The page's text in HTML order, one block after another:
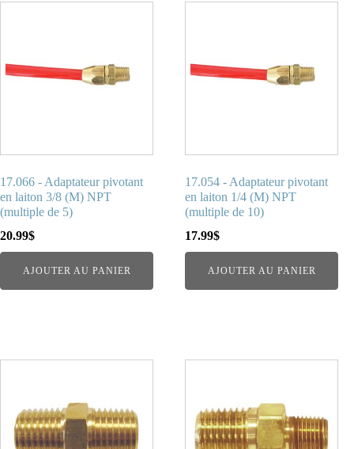
17.066 - Adaptateur pivotant
en laiton 3/8 (M) NPT
(multiple de 5)
20.99$
AJOUTER AU PANIER
17.054 - Adaptateur pivotant
en laiton 1/4 (M) NPT
(multiple de 10)
17.99$
AJOUTER AU PANIER